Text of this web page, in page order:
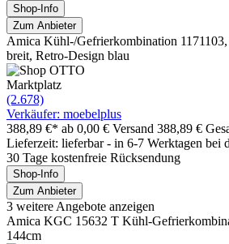
Shop-Info
Zum Anbieter
Amica Kühl-/Gefrierkombination
breit, Retro-Design blau
Marktplatz
(2.678)
Verkäufer: moebelplus
388,89 €* ab 0,00 € Versand 388,89 €
Lieferzeit: lieferbar - in 6-7 Werktagen bei
30 Tage kostenfreie Rücksendung
Shop-Info
Zum Anbieter
3 weitere Angebote anzeigen
Amica KGC 15632 T Kühl-
144cm